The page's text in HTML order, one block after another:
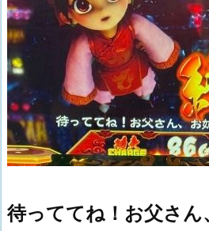
待っててね！お父さん